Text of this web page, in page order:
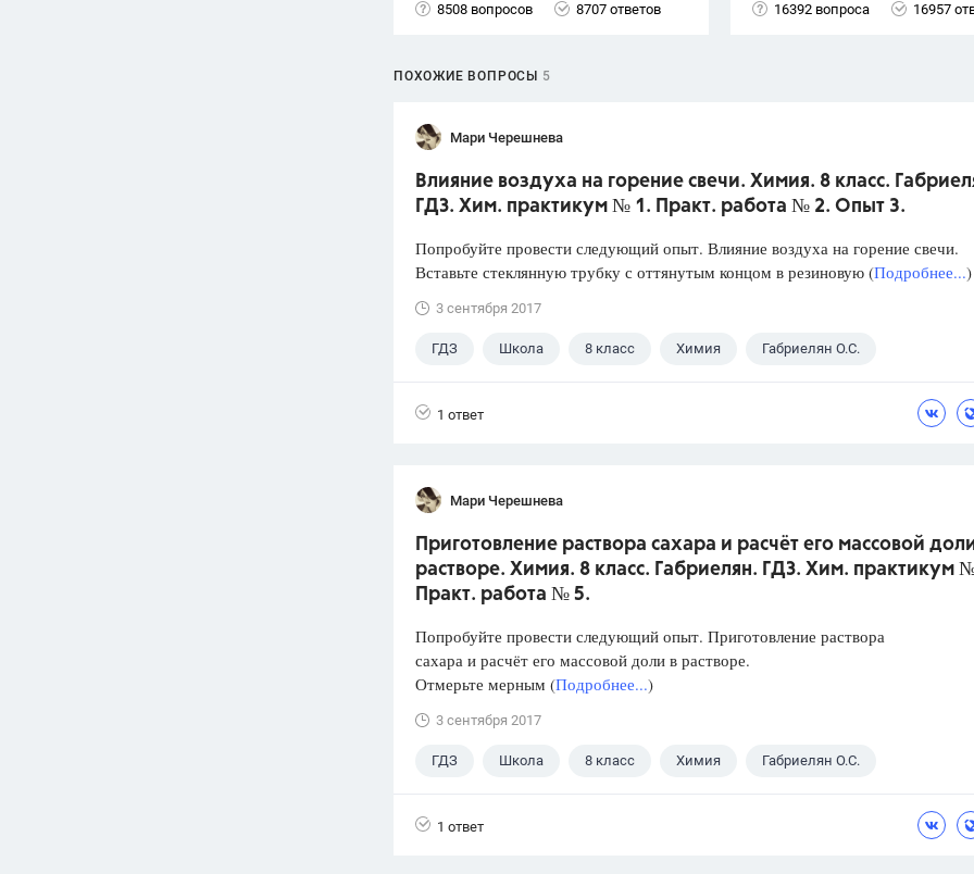
8508 вопросов 8707 ответов 16392 вопроса 16957
ПОХОЖИЕ ВОПРОСЫ 5
Мари Черешнева
Влияние воздуха на горение свечи. Химия. 8 класс.
ГДЗ. Хим. практикум № 1. Практ. работа № 2. Опыт 3.
Попробуйте провести следующий опыт. Влияние воздуха на горение свечи.
Вставьте стеклянную трубку с оттянутым концом в резиновую (Подробнее...)
3 сентября 2017
ГДЗ Школа 8 класс Химия Габриелян О.С.
1 ответ
Мари Черешнева
Приготовление раствора сахара и расчёт его массовой
растворе. Химия. 8 класс. Габриелян. ГДЗ. Хим. практикум
Практ. работа № 5.
Попробуйте провести следующий опыт. Приготовление раствора
сахара и расчёт его массовой доли в растворе.
Отмерьте мерным (Подробнее...)
3 сентября 2017
ГДЗ Школа 8 класс Химия Габриелян О.С.
1 ответ